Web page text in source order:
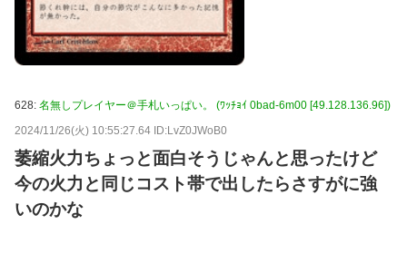
628: 名無しプレイヤー＠手札いっぱい。 (ﾜｯﾁｮｲ 0bad-6m00 [49.128.136.96])
2024/11/26(火) 10:55:27.64 ID:LvZ0JWoB0
萎縮火力ちょっと面白そうじゃんと思ったけど
今の火力と同じコスト帯で出したらさすがに強
いのかな